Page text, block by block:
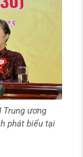
Trung ương
phát biểu tại